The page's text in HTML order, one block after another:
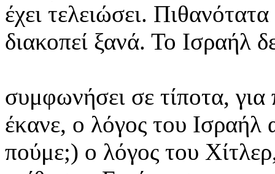
έχει τελειώσει.
διακοπεί ξανά. Το Ισραήλ
συμφωνήσει σε τίποτα,
έκανε, ο λόγος του Ισραήλ
πούμε;) ο λόγος του